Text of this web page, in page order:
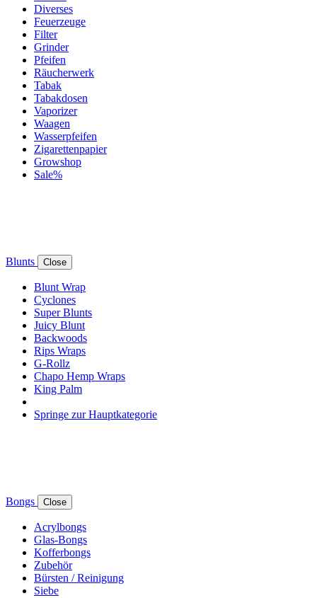
Diverses
Feuerzeuge
Filter
Grinder
Pfeifen
Räucherwerk
Tabak
Tabakdosen
Vaporizer
Waagen
Wasserpfeifen
Zigarettenpapier
Growshop
Sale%
Blunts Close
Blunt Wrap
Cyclones
Super Blunts
Juicy Blunt
Backwoods
Rips Wraps
G-Rollz
Chapo Hemp Wraps
King Palm
Springe zur Hauptkategorie
Bongs Close
Acrylbongs
Glas-Bongs
Kofferbongs
Zubehör
Bürsten / Reinigung
Siebe